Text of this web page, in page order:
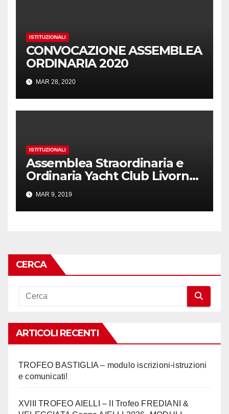
ISTITUZIONALI
CONVOCAZIONE ASSEMBLEA
ORDINARIA 2020
MAR 28, 2020
ISTITUZIONALI
Assemblea Straordinaria e
Ordinaria Yacht Club Livorno
– 23 marzo 2019
MAR 9, 2019
CERCA
ARTICOLI RECENTI
TROFEO BASTIGLIA – modulo iscrizioni-istruzioni
e comunicati!
XVIII TROFEO AIELLI – II Trofeo FREDIANI &